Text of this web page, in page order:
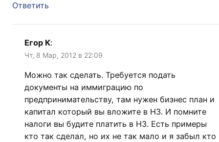
Ответить
Егор К:
Чт, 8 Мар, 2012 в 22:09
Можно так сделать. Требуется подать
документы на иммиграцию по
предпринимательству, там нужен бизнес план и
капитал который вы вложите в НЗ. И помните
налоги вы будите платить в НЗ. Есть примеры
кто так сделал, но их не так мало и я забыл кто